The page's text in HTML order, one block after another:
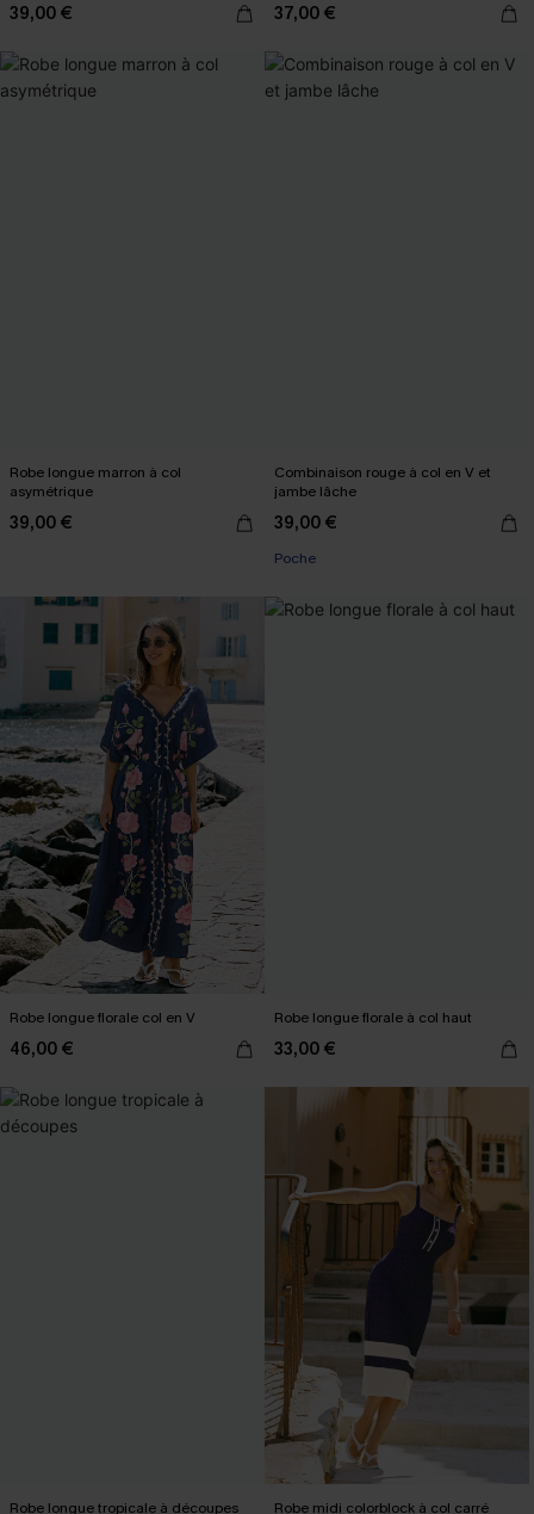
39,00 € 37,00 €
Robe longue marron à col
asymétrique
39,00 €
Combinaison rouge à col en V et
jambe lâche
39,00 €
Poche
Robe longue florale col en V
46,00 €
Robe longue florale à col haut
33,00 €
Robe longue tropicale à découpes Robe midi colorblock à col carré